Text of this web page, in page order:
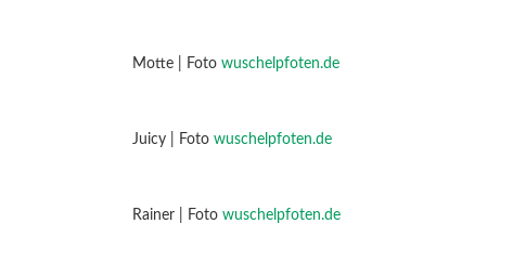
Motte | Foto wuschelpfoten.de
Juicy | Foto wuschelpfoten.de
Rainer | Foto wuschelpfoten.de